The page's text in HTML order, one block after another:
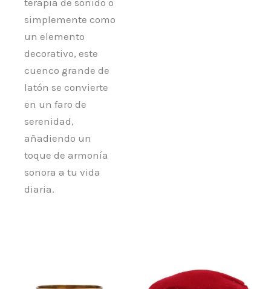
simplemente como
un elemento
decorativo, este
cuenco grande de
latón se convierte
en un faro de
serenidad,
añadiendo un
toque de armonía
sonora a tu vida
diaria.